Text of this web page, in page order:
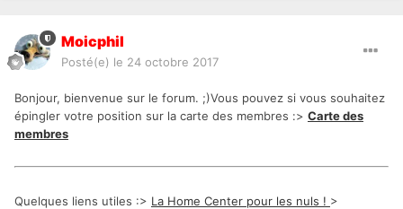
Moicphil
Posté(e) le 24 octobre 2017
Bonjour, bienvenue sur le forum. ;)Vous pouvez si vous souhaitez
épingler votre position sur la carte des membres :> Carte des
membres
Quelques liens utiles :> La Home Center pour les nuls ! >